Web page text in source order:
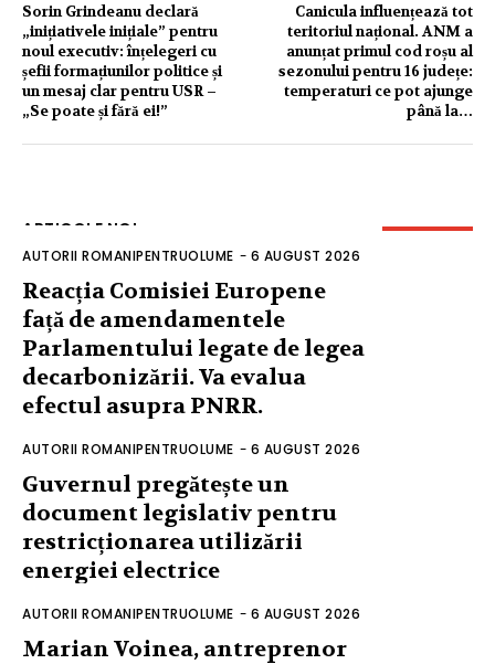
Sorin Grindeanu declară
„inițiativele inițiale” pentru
noul executiv: înțelegeri cu
șefii formațiunilor politice și
un mesaj clar pentru USR –
„Se poate și fără ei!”
Canicula influențează tot
teritoriul național. ANM a
anunțat primul cod roșu al
sezonului pentru 16 județe:
temperaturi ce pot ajunge
până la…
ARTICOLE NOI
AUTORII ROMANIPENTRUOLUME - 6 AUGUST 2026
Reacția Comisiei Europene
față de amendamentele
Parlamentului legate de legea
decarbonizării. Va evalua
efectul asupra PNRR.
AUTORII ROMANIPENTRUOLUME - 6 AUGUST 2026
Guvernul pregătește un
document legislativ pentru
restricționarea utilizării
energiei electrice
AUTORII ROMANIPENTRUOLUME - 6 AUGUST 2026
Marian Voinea, antreprenor